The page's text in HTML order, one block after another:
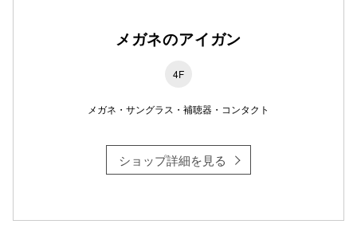
メガネのアイガン
4F
メガネ・サングラス・補聴器・コンタクト
ショップ詳細を見る